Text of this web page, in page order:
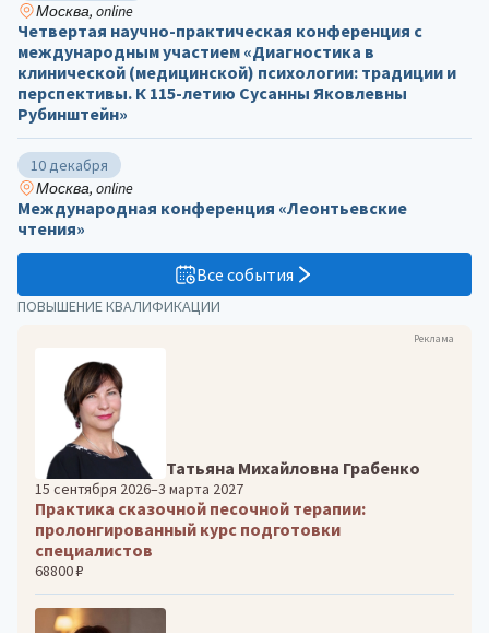
ПОВЫШЕНИЕ КВАЛИФИКАЦИИ
Реклама
Татьяна Михайловна Грабенко
15 сентября 2026–3 марта 2027
Практика сказочной песочной терапии:
пролонгированный курс подготовки
специалистов
68800 ₽
Москва, online
Четвертая научно-практическая конференция с
международным участием «Диагностика в
клинической (медицинской) психологии: традиции и
перспективы. К 115-летию Сусанны Яковлевны
Рубинштейн»
10 декабря
Москва, online
Международная конференция «Леонтьевские
чтения»
Все события